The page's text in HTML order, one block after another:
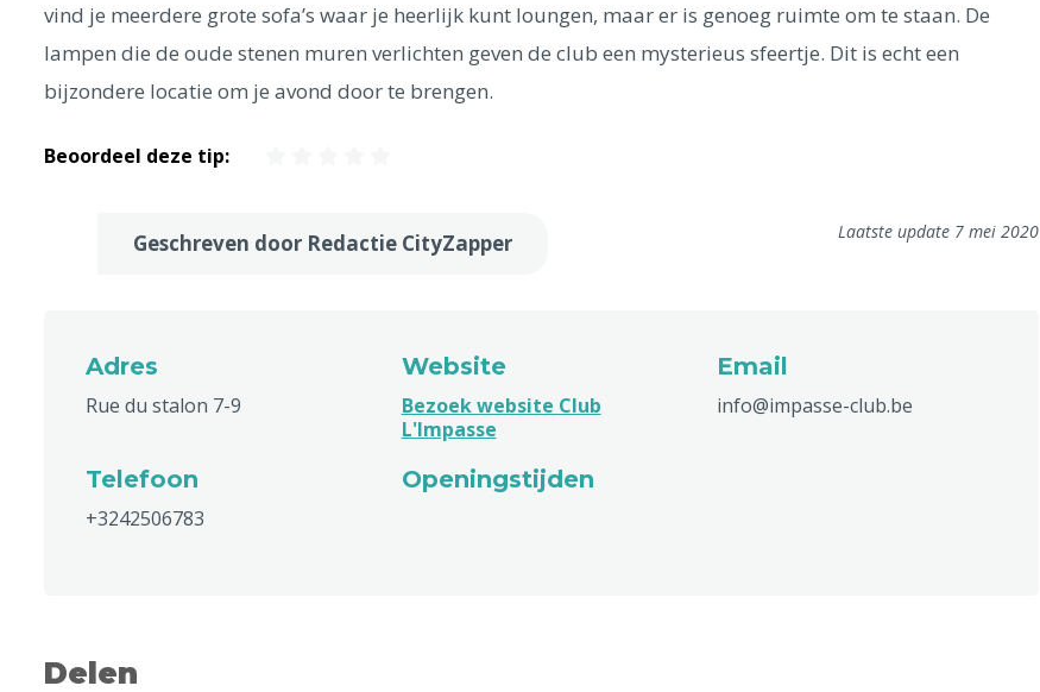
vind je meerdere grote sofa’s waar je heerlijk kunt loungen, maar er is genoeg ruimte om te staan. De
lampen die de oude stenen muren verlichten geven de club een mysterieus sfeertje. Dit is echt een
bijzondere locatie om je avond door te brengen.
Beoordeel deze tip:
Geschreven door Redactie CityZapper Laatste update 7 mei 2020
Adres
Rue du stalon 7-9
Website
Bezoek website Club
L'Impasse
Email
info@impasse-club.be
Telefoon
+3242506783
Openingstijden
Delen